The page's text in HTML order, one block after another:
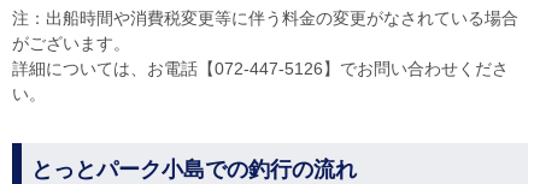
注：出船時間や消費税変更等に伴う料金の変更がなされている場合
がございます。
詳細については、お電話【072-447-5126】でお問い合わせくださ
い。
とっとパーク小島での釣行の流れ